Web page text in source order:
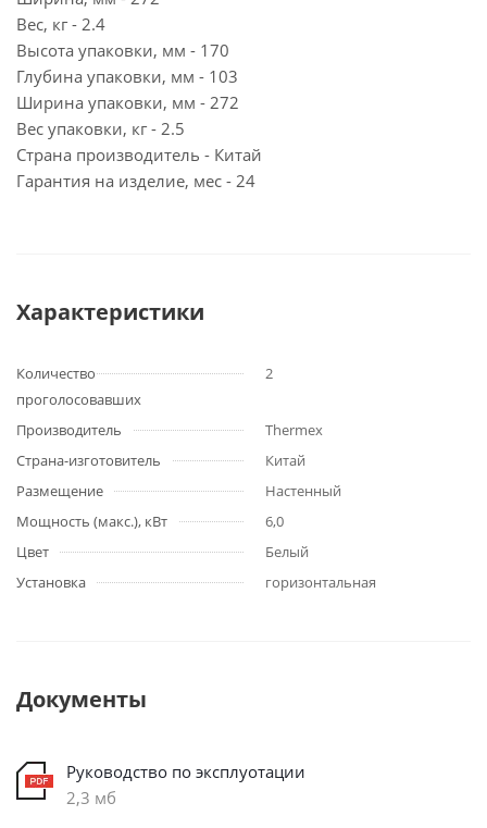
Вес, кг - 2.4
Высота упаковки, мм - 170
Глубина упаковки, мм - 103
Ширина упаковки, мм - 272
Вес упаковки, кг - 2.5
Страна производитель - Китай
Гарантия на изделие, мес - 24
Характеристики
Количество
проголосовавших
2
Производитель
Thermex
Страна-изготовитель
Китай
Размещение
Настенный
Мощность (макс.), кВт
6,0
Цвет
Белый
Установка
горизонтальная
Документы
Руководство по эксплуотации
2,3 мб